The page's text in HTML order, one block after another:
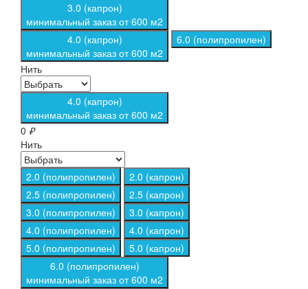
3.0 (капрон)
минимальный заказ от 600 м2
4.0 (капрон)
минимальный заказ от 600 м2
6.0 (полипропилен)
Нить
4.0 (капрон)
минимальный заказ от 600 м2
0 ₽
Нить
2.0 (полипропилен)
2.0 (капрон)
2.5 (полипропилен)
2.5 (капрон)
3.0 (полипропилен)
3.0 (капрон)
4.0 (полипропилен)
4.0 (капрон)
5.0 (полипропилен)
5.0 (капрон)
6.0 (полипропилен)
минимальный заказ от 600 м2